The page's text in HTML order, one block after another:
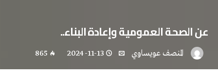
عن‭ ‬الصحة‭ ‬العمومية‭ ‬وإعادة‭ ‬البناء‭..‬
المنصف عويساوي 2024-11-13
865